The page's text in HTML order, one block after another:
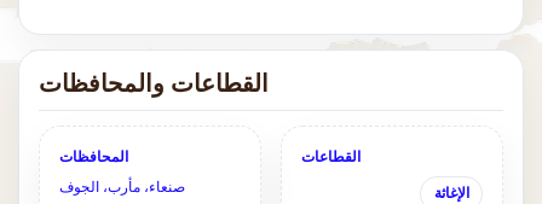
القطاعات والمحافظات
القطاعات
الإغاثة
المحافظات
صنعاء، مأرب، الجوف